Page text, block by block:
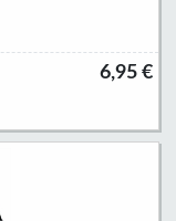
6,95 €